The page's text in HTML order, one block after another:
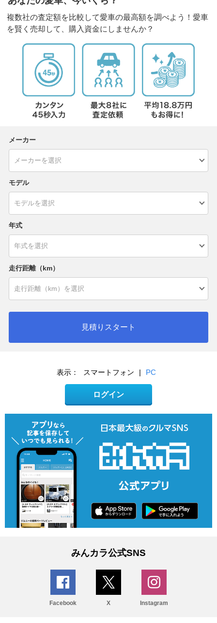
複数社の査定額を比較して愛車の最高額を調べよう！愛車
を賢く売却して、購入資金にしませんか？
メーカー
モデル
年式
走行距離（km）
見積りスタート
表示： スマートフォン | PC
ログイン
みんカラ公式SNS
Facebook X Instagram